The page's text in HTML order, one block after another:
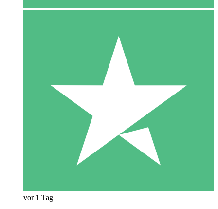
vor 1 Tag